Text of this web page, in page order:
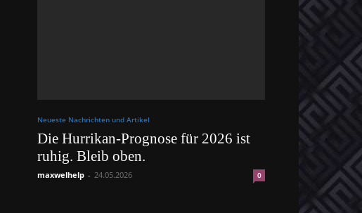
Neueste Nachrichten und Artikel
Die Hurrikan-Prognose für 2026 ist
ruhig. Bleib oben.
maxwelhelp - 24.05.2026 0